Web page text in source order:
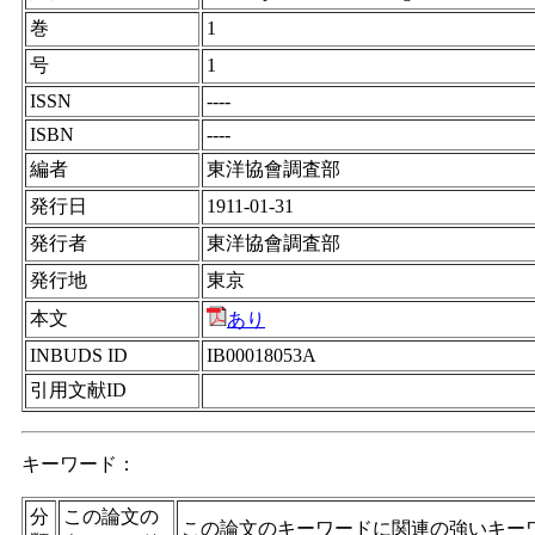
巻
1
号
1
ISSN
----
ISBN
----
編者
東洋協會調査部
発行日
1911-01-31
発行者
東洋協會調査部
発行地
東京
本文
あり
INBUDS ID
IB00018053A
引用文献ID
キーワード：
分
この論文の
この論文のキーワードに関連の強いキー